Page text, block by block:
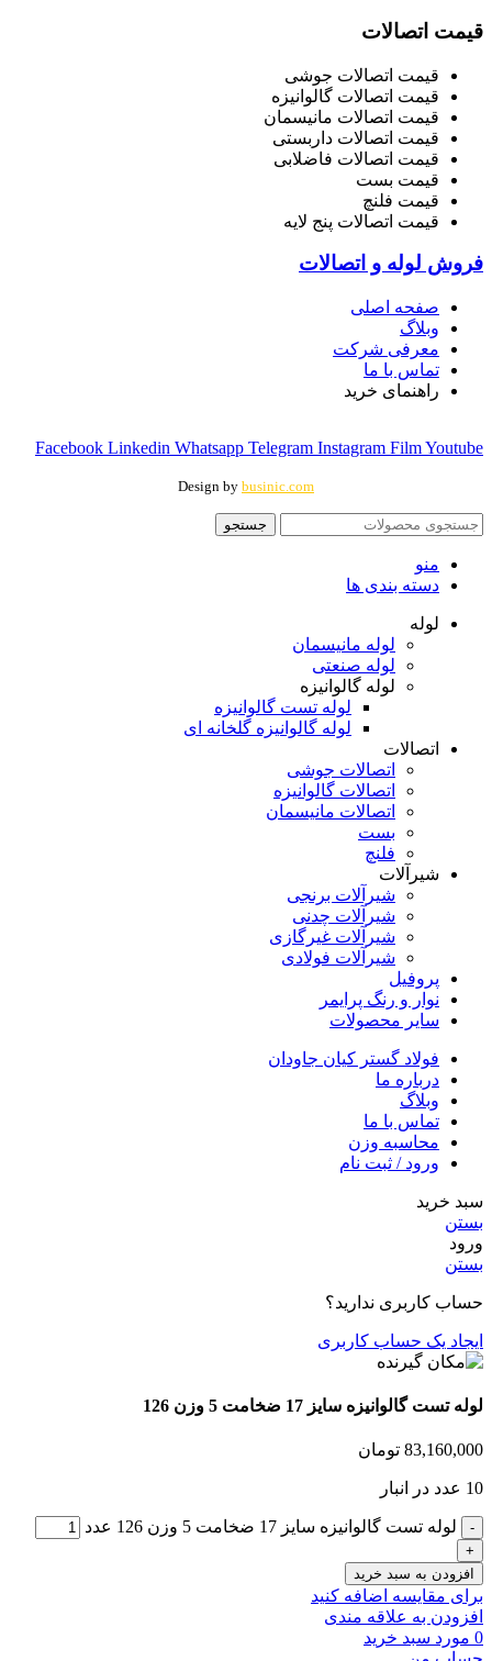
قیمت اتصالات
قیمت اتصالات جوشی
قیمت اتصالات گالوانیزه
قیمت اتصالات مانیسمان
قیمت اتصالات داربستی
قیمت اتصالات فاضلابی
قیمت بست
قیمت فلنچ
قیمت اتصالات پنج لایه
فروش لوله و اتصالات
صفحه اصلی
وبلاگ
معرفی شرکت
تماس با ما
راهنمای خرید
Facebook Linkedin Whatsapp Telegram Instagram FilmYoutube
Design by businic.com
جستجو
منو
دسته بندی ها
لوله
لوله مانیسمان
لوله صنعتی
لوله گالوانیزه
لوله تست گالوانیزه
لوله گالوانیزه گلخانه ای
اتصالات
اتصالات جوشی
اتصالات گالوانیزه
اتصالات مانیسمان
بست
فلنچ
شیرآلات
شیرآلات برنجی
شیرآلات چدنی
شیرآلات غیرگازی
شیرآلات فولادی
پروفیل
نوار و رنگ پرایمر
سایر محصولات
فولاد گستر کیان جاودان
درباره ما
وبلاگ
تماس با ما
محاسبه وزن
ورود / ثبت نام
سبد خرید
بستن
ورود
بستن
حساب کاربری ندارید؟
ایجاد یک حساب کاربری
لوله تست گالوانیزه سایز 17 ضخامت 5 وزن 126
83,160,000 تومان
10 عدد در انبار
لوله تست گالوانیزه سایز 17 ضخامت 5 وزن 126 عدد
افزودن به سبد خرید
برای مقایسه اضافه کنید
افزودن به علاقه مندی
0 مورد سبد خرید